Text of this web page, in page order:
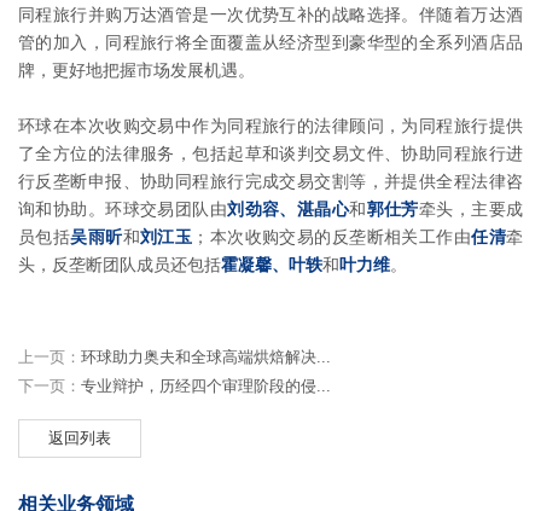
同程旅行并购万达酒管是一次优势互补的战略选择。伴随着万达酒
管的加入，同程旅行将全面覆盖从经济型到豪华型的全系列酒店品
牌，更好地把握市场发展机遇。
环球在本次收购交易中作为同程旅行的法律顾问，为同程旅行提供
了全方位的法律服务，包括起草和谈判交易文件、协助同程旅行进
行反垄断申报、协助同程旅行完成交易交割等，并提供全程法律咨
询和协助。环球交易团队由刘劲容、湛晶心和郭仕芳牵头，主要成
员包括吴雨昕和刘江玉 ；本次收购交易的反垄断相关工作由任清牵
头，反垄断团队成员还包括霍凝馨、叶轶和叶力维。
上一页： 环球助力奥夫和全球高端烘焙解决...
下一页： 专业辩护，历经四个审理阶段的侵...
返回列表
相关业务领域